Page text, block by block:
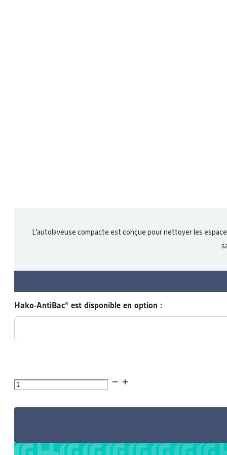
L’autolaveuse compacte est conçue pour nettoyer les
Hako-AntiBac® est disponible en option :
quantité
Autolaveuse
ORB